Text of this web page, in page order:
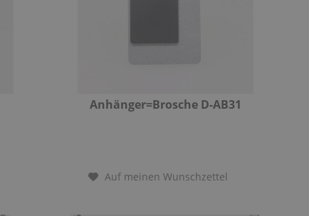
Anhänger=Brosche D-AB31
Auf meinen Wunschzettel